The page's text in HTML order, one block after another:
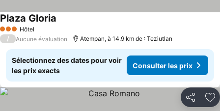
3 ÉtoilesHôtel
Plaza Gloria
/ Aucune évaluation Atempan, à 14.9 km de : Teziutlan
Sélectionnez des dates pour voir
les prix exacts
Consulter les prix
Partager